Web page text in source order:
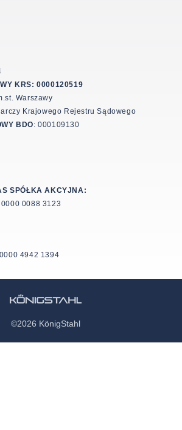
KRS: 0000120519
Warszawy
Krajowego Rejestru Sądowego
BDO: 000109130
SPÓŁKA AKCYJNA:
0088 3123
4942 1394
©2026 KönigStahl